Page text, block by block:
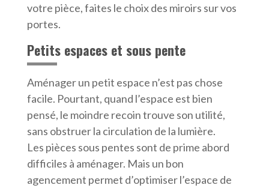
votre pièce, faites le choix des miroirs sur vos
portes.
Petits espaces et sous pente
Aménager un petit espace n’est pas chose
facile. Pourtant, quand l’espace est bien
pensé, le moindre recoin trouve son utilité,
sans obstruer la circulation de la lumière.
Les pièces sous pentes sont de prime abord
difficiles à aménager. Mais un bon
agencement permet d’optimiser l’espace de